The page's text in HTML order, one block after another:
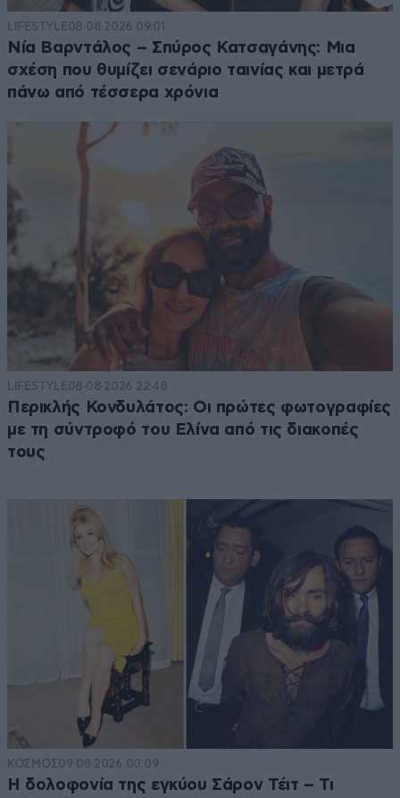
LIFESTYLE08·08·2026 09:01
Νία Βαρντάλος – Σπύρος Κατσαγάνης: Μια
σχέση που θυμίζει σενάριο ταινίας και μετρά
πάνω από τέσσερα χρόνια
LIFESTYLE08·08·2026 22:48
Περικλής Κονδυλάτος: Οι πρώτες φωτογραφίες
με τη σύντροφό του Ελίνα από τις διακοπές
τους
ΚΟΣΜΟΣ09·08·2026 00:09
Η δολοφονία της εγκύου Σάρον Τέιτ – Τι